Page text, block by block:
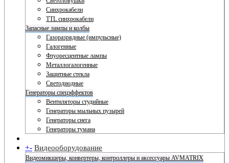
Синхрокабели
TTL синхрокабели
Запасные лампы и колбы
Газоразрядные (импульсные)
Галогенные
Флуоресцентные лампы
Металлогалогенные
Защитные стекла
Светодиодные
Генераторы спецэффектов
Вентиляторы студийные
Генераторы мыльных пузырей
Генераторы снега
Генераторы тумана
+- Видеооборудование
Видеомикшеры, конвертеры, контроллеры и аксессуары AVMATRIX